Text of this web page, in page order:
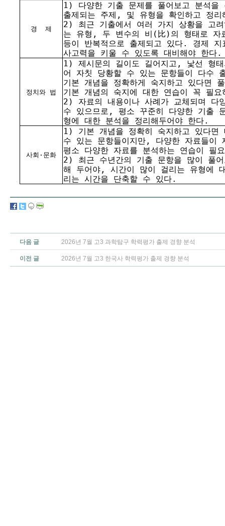
경 제
1) 다양한 기출 문제를 풀어보고 분석을
출제되는 주제, 및 유형을 확인하고 정
2) 최근 기출에서 여러 가지 상황을 고려
는 유형, 두 변수의 비(比)의 형태로 자
등이 반복적으로 출제되고 있다. 경제 지
사고력을 키울 수 있도록 대비해야 한다.
정치와 법
1) 제시문의 길이도 길어지고, 낯선 형태
어 자칫 당황할 수 있는 문항들이 다수
기본 개념을 정확하게 숙지하고 있다면
기본 개념의 숙지에 대한 연습이 꼭 필요
2) 자료의 내용이나 사례가 교체되며 다
수 있으므로, 평소 꾸준히 다양한 기출
형에 대한 분석을 정리해두어야 한다.
사회·문화
1) 기본 개념을 정확히 숙지하고 있다면
수 있는 문항들이지만, 다양한 자료들이
평소 다양한 자료를 분석하는 연습이 필
2) 최근 수년간의 기출 문항을 많이 풀
해 두어야, 시간이 많이 걸리는 유형에
리는 시간을 단축할 수 있다.
다음 글 2026년 7월 고3 과학탐구 학력평가 출제 경향 분석
이전 글 2026년 7월 고3 한국사 학력평가 출제 경향 분석